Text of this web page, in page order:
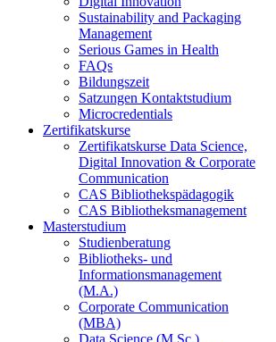
Sustainability and Packaging
Management
Serious Games in Health
FAQs
Bildungszeit
Satzungen Kontaktstudium
Microcredentials
Zertifikatskurse
Zertifikatskurse Data Science,
Digital Innovation & Corporate
Communication
CAS Bibliothekspädagogik
CAS Bibliotheksmanagement
Masterstudium
Studienberatung
Bibliotheks- und
Informationsmanagement
(M.A.)
Corporate Communication
(MBA)
Data Science (M.Sc.)